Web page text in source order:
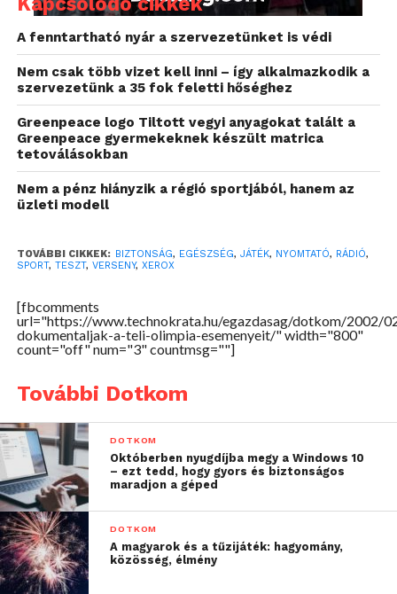
Document Centre 432 és 480 berendezéseken
nyomtatták ki. Ezen kívül a Xerox DocuTech 180
kiadványkészítő használatával a Xerox nyomtatja és
köti be az Eredmények Könyvének 28 ezer
példányát, és 72 órán belül a sportversenyek
befejezése után szétküldi a főbb
médiaközpontoknak és a nemzetközi olimpiai
tisztségviselőknek.
A Játékokat követően a Xerox az adatokat tartalmazó
elektronikusan megörökítve ezáltal a Téli Olimpiai
Játékok eredményeit.
Az Info2002 szolgáltatás keretében, az információs
pavilonoknál a Xerox hálózati nyomtatói is
támogatták az adatok visszakeresését a sportolók,
számára. A Xerox DocuPrint N2125-en nyomtatják ki
a versenyidőpontokat, a sportolók életrajzi adatait, a
startlistákat, az éremstatisztikákat és más egyéb
dokumentumokat az olimpiai helyszíneken
található Info2002 pavilonokban. A Xerox támogatást
nyújtott a rendezvények lebonyolításához, a
nemzetközi akkreditációhoz, a helyszínek
megközelítéséhez, a biztonsági, egészségügyi és
szállítási személyzet számára szükséges
A fenntartható nyár a szervezetünket is védi
Nem csak több vizet kell inni – így alkalmazkodik a
szervezetünk a 35 fok feletti hőséghez
Greenpeace logo Tiltott vegyi anyagokat talált a
Greenpeace gyermekeknek készült matrica
tetoválásokban
Nem a pénz hiányzik a régió sportjából, hanem az
üzleti modell
TOVÁBBI CIKKEK: BIZTONSÁG, EGÉSZSÉG, JÁTÉK, NYOMTATÓ, RÁDIÓ,
SPORT, TESZT, VERSENY, XEROX
[fbcomments
url="https://www.technokrata.hu/egazdasag/dotkom/2002/
dokumentaljak-a-teli-olimpia-esemenyeit/" width="800"
count="off" num="3" countmsg=""]
További Dotkom
DOTKOM
Októberben nyugdíjba megy a Windows 10
– ezt tedd, hogy gyors és biztonságos
maradjon a géped
DOTKOM
A magyarok és a tűzijáték: hagyomány,
közösség, élmény